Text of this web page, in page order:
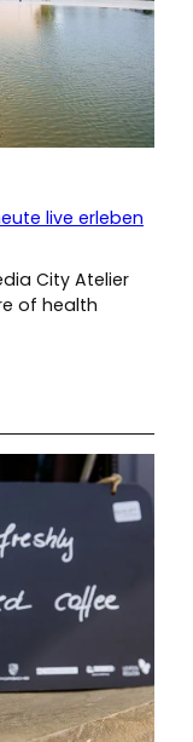
live erleben
City Atelier
of health